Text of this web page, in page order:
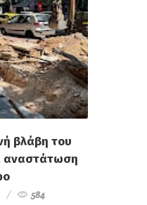
βλάβη του
αναστάτωση
584